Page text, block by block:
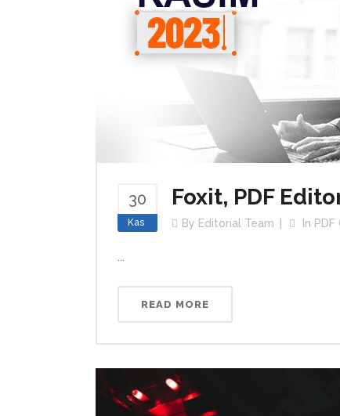
30
Kas
Foxit, PDF
By Editorial Team In
READ MORE